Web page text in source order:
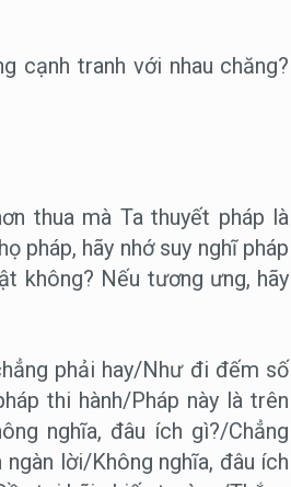
cạnh tranh với nhau chăng?
thua mà Ta thuyết pháp là
pháp, hãy nhớ suy nghĩ pháp
không? Nếu tương ưng, hãy
phải hay/Như đi đếm số
thi hành/Pháp này là trên
nghĩa, đâu ích gì?/Chẳng
lời/Không nghĩa, đâu ích